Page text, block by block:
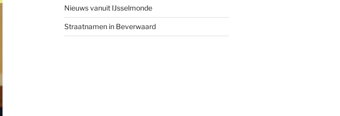
Nieuws vanuit IJsselmonde
Straatnamen in Beverwaard